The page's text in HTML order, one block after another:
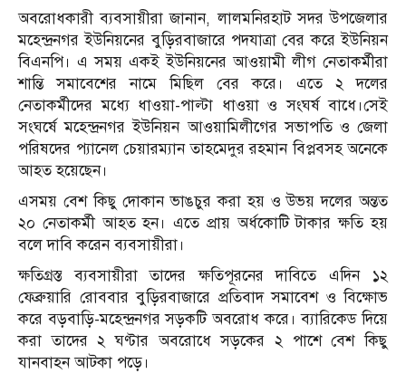
অবরোধকারী ব্যবসায়ীরা জানান, লালমনিরহাট সদর উপজেলার
মহেন্দ্রনগর ইউনিয়নের বুড়িরবাজারে পদযাত্রা বের করে ইউনিয়ন
বিএনপি। এ সময় একই ইউনিয়নের আওয়ামী লীগ নেতাকর্মীরা
শান্তি সমাবেশের নামে মিছিল বের করে। এতে ২ দলের
নেতাকর্মীদের মধ্যে ধাওয়া-পাল্টা ধাওয়া ও সংঘর্ষ বাধে।সেই
সংঘর্ষে মহেন্দ্রনগর ইউনিয়ন আওয়ামিলীগের সভাপতি ও জেলা
পরিষদের প্যানেল চেয়ারম্যান তাহমেদুর রহমান বিপ্লবসহ অনেকে
আহত হয়েছেন।
এসময় বেশ কিছু দোকান ভাঙচুর করা হয় ও উভয় দলের অন্তত
২০ নেতাকর্মী আহত হন। এতে প্রায় অর্ধকোটি টাকার ক্ষতি হয়
বলে দাবি করেন ব্যবসায়ীরা।
ক্ষতিগ্রস্ত ব্যবসায়ীরা তাদের ক্ষতিপূরনের দাবিতে এদিন ১২
ফেব্রুয়ারি রোববার বুড়িরবাজারে প্রতিবাদ সমাবেশ ও বিক্ষোভ
করে বড়বাড়ি-মহেন্দ্রনগর সড়কটি অবরোধ করে। ব্যারিকেড দিয়ে
করা তাদের ২ ঘণ্টার অবরোধে সড়কের ২ পাশে বেশ কিছু
যানবাহন আটকা পড়ে।